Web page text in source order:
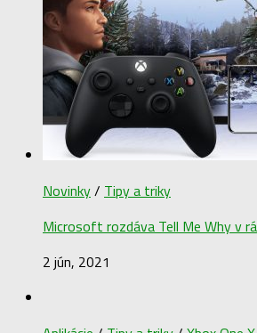
Novinky/ Tipy a triky
Microsoft rozdáva Tell Me Why v
2 jún, 2021